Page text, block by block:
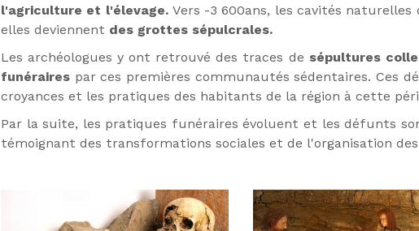
l'agriculture et l'élevage.Vers -3 600ans, les cavités
elles deviennent des grottes sépulcrales.
Les archéologues y ont retrouvé des traces de sépultures
funéraires par ces premières communautés sédentaires. Ces
croyances et les pratiques des habitants de la région à cette
Par la suite, les pratiques funéraires évoluent et les défunts
témoignant des transformations sociales et de l'organisation